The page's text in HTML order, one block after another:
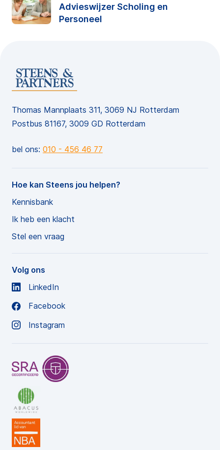
Advieswijzer Scholing en
Personeel
Thomas Mannplaats 311, 3069 NJ Rotterdam
Postbus 81167, 3009 GD Rotterdam
bel ons: 010 - 456 46 77
Hoe kan Steens jou helpen?
Kennisbank
Ik heb een klacht
Stel een vraag
Volg ons
LinkedIn
Facebook
Instagram